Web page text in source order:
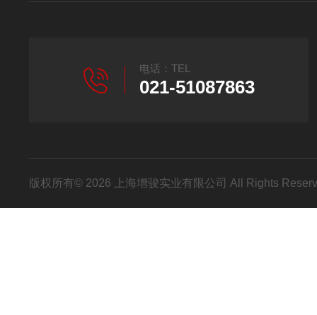
电话：TEL
021-51087863
版权所有© 2026 上海增骏实业有限公司 All Rights